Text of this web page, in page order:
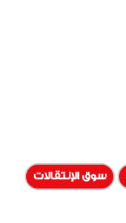
سوق الإنتقالات